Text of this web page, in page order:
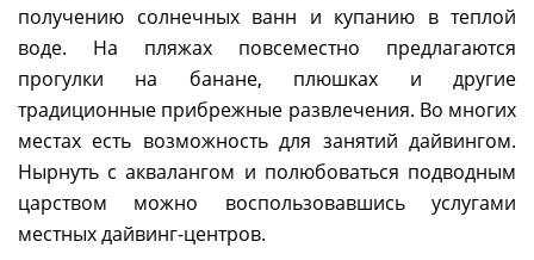
получению солнечных ванн и купанию в теплой
воде. На пляжах повсеместно предлагаются
прогулки на банане, плюшках и другие
традиционные прибрежные развлечения. Во многих
местах есть возможность для занятий дайвингом.
Нырнуть с аквалангом и полюбоваться подводным
царством можно воспользовавшись услугами
местных дайвинг-центров.